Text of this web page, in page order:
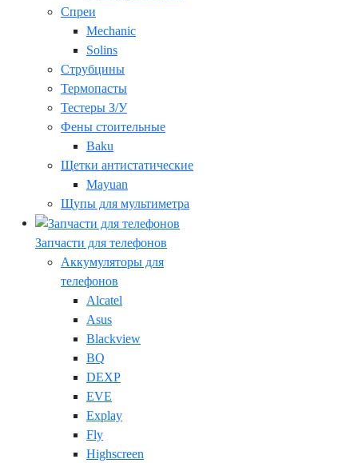
Спреи
Mechanic
Solins
Струбцины
Термопасты
Тестеры З/У
Фены стоительные
Baku
Щетки антистатические
Mayuan
Щупы для мультиметра
Запчасти для телефонов
Аккумуляторы для
телефонов
Alcatel
Asus
Blackview
BQ
DEXP
EVE
Explay
Fly
Highscreen